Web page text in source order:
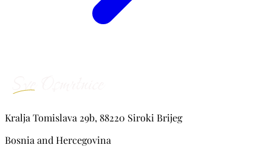
Kralja Tomislava 29b, 88220 Siroki Brijeg
Bosnia and Hercegovina